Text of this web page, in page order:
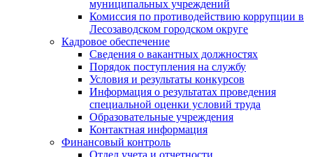
муниципальных учреждений
Комиссия по противодействию коррупции в
Лесозаводском городском округе
Кадровое обеспечение
Сведения о вакантных должностях
Порядок поступления на службу
Условия и результаты конкурсов
Информация о результатах проведения
специальной оценки условий труда
Образовательные учреждения
Контактная информация
Финансовый контроль